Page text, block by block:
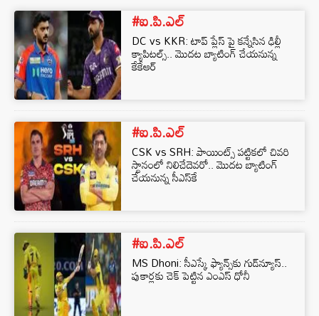
#ఐ.పి.ఎల్
DC vs KKR: టాప్ ప్లేస్ పై కన్నేసిన ఢిల్లీ
క్యాపిటల్స్.. మొదట బ్యాటింగ్ చేయనున్న
కేకేఆర్
#ఐ.పి.ఎల్
CSK vs SRH: పాయింట్స్ పట్టికలో చివరి
స్థానంలో నిలిచేదెవరో.. మొదట బ్యాటింగ్
చేయనున్న సీఎస్‌కే
#ఐ.పి.ఎల్
MS Dhoni: సీఎస్కే ఫ్యాన్స్⁬కు గుడ్‌న్యూస్‌..
పుకార్లకు చెక్ పెట్టిన ఎంఎస్ ధోనీ